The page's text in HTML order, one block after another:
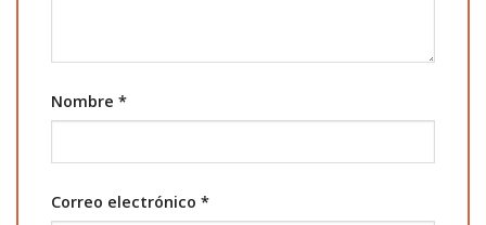
Nombre *
Correo electrónico *